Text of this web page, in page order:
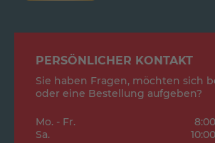
PERSÖNLICHER KONTAKT
Sie haben Fragen, möchten sich
oder eine Bestellung aufgeben?
Mo. - Fr.
Sa.